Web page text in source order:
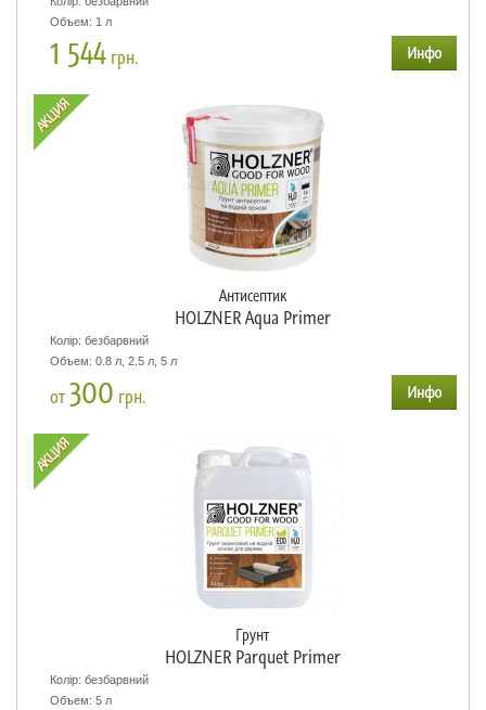
Объем: 1 л
1 544 грн.
Антисептик
HOLZNER Aqua Primer
Колір: безбарвний
Объем: 0.8 л, 2.5 л, 5 л
от300 грн.
Грунт
HOLZNER Parquet Primer
Колір: безбарвний
Объем: 5 л